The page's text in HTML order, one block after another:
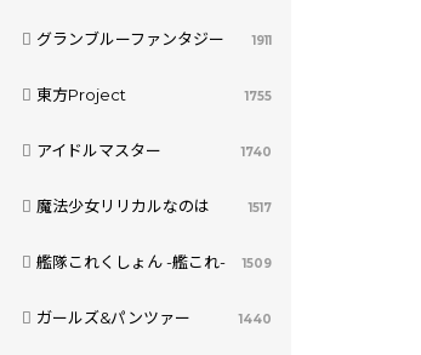
グランブルーファンタジー 1911
東方Project 1755
アイドルマスター 1740
魔法少女リリカルなのは 1517
艦隊これくしょん -艦これ- 1509
ガールズ&パンツァー 1440